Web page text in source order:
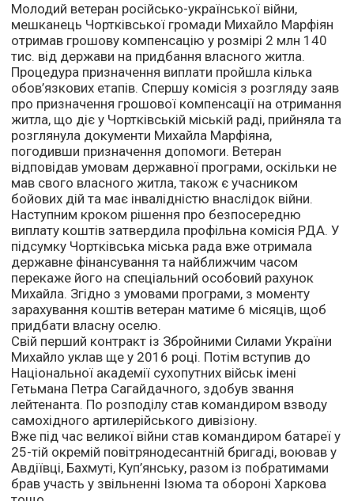
Молодий ветеран російсько-української війни,
мешканець Чортківської громади Михайло Марфіян
отримав грошову компенсацію у розмірі 2 млн 140
тис. від держави на придбання власного житла.
Процедура призначення виплати пройшла кілька
обов’язкових етапів. Спершу комісія з розгляду заяв
про призначення грошової компенсації на отримання
житла, що діє у Чортківській міській раді, прийняла та
розглянула документи Михайла Марфіяна,
погодивши призначення допомоги. Ветеран
відповідав умовам державної програми, оскільки не
мав свого власного житла, також є учасником
бойових дій та має інвалідністю внаслідок війни.
Наступним кроком рішення про безпосередню
виплату коштів затвердила профільна комісія РДА. У
підсумку Чортківська міська рада вже отримала
державне фінансування та найближчим часом
перекаже його на спеціальний особовий рахунок
Михайла. Згідно з умовами програми, з моменту
зарахування коштів ветеран матиме 6 місяців, щоб
придбати власну оселю.
Свій перший контракт із Збройними Силами України
Михайло уклав ще у 2016 році. Потім вступив до
Національної академії сухопутних військ імені
Гетьмана Петра Сагайдачного, здобув звання
лейтенанта. По розподілу став командиром взводу
самохідного артилерійського дивізіону.
Вже під час великої війни став командиром батареї у
25-тій окремій повітрянодесантній бригаді, воював у
Авдіївці, Бахмуті, Куп’янську, разом із побратимами
брав участь у звільненні Ізюма та обороні Харкова